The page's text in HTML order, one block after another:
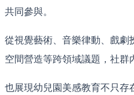
共同參與。
從視覺藝術、音樂律動、戲劇
空間營造等跨領域議題，社群
也展現幼兒園美感教育不只